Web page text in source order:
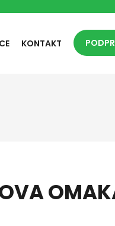
KONTAKT